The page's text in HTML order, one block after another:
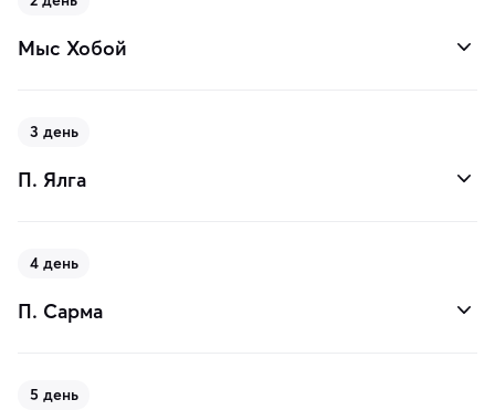
Мыс Хобой
3 день
П. Ялга
4 день
П. Сарма
5 день